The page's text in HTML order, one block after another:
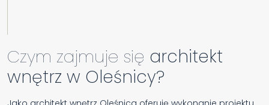
Czym zajmuje się architekt
wnętrz w Oleśnicy?